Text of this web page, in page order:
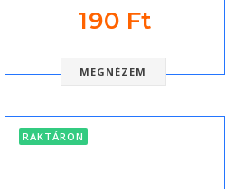
190 Ft
MEGNÉZEM
RAKTÁRON